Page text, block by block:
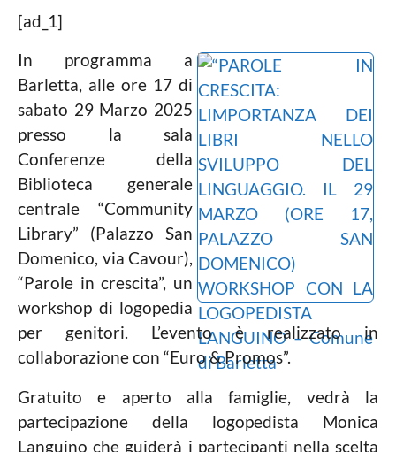
a
o
L
a
P
o
l
t
i
c
a
L
o
c
a
l
e
a
g
o
[ad_1]
In programma a
Barletta, alle ore 17 di
sabato 29 Marzo 2025
presso la sala
Conferenze della
Biblioteca generale
centrale “Community
Library” (Palazzo San
Domenico, via Cavour),
“Parole in crescita”, un
workshop di logopedia
per genitori. L’evento è realizzato in
collaborazione con “Euro & Promos”.
Gratuito e aperto alla famiglie, vedrà la
partecipazione della logopedista Monica
Languino che guiderà i partecipanti nella scelta